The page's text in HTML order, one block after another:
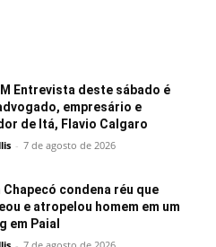
Entrevista deste sábado é
empresário e
de Itá, Flavio Calgaro
- 7 de agosto de 2026
Chapecó condena réu que
e atropelou homem em um
em Paial